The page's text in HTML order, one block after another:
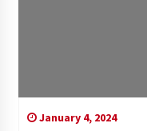
January 4, 2024